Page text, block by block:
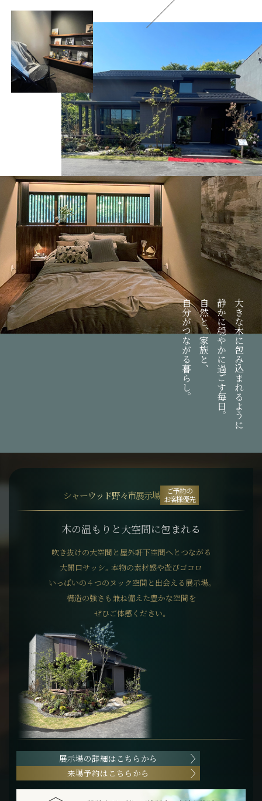
大きな木に包み込まれるように
静かに穏やかに過ごす毎日。
自然と、家族と、
自分がつながる暮らし。
シャーウッド野々市展示場
ご予約の
お客様優先
木の温もりと大空間に包まれる
吹き抜けの大空間と屋外軒下空間へとつながる
大開口サッシ。本物の素材感や遊びゴコロ
いっぱいの４つのヌック空間と出会える展示場。
構造の強さも兼ね備えた豊かな空間を
ぜひご体感ください。
展示場の詳細はこちらから
来場予約はこちらから